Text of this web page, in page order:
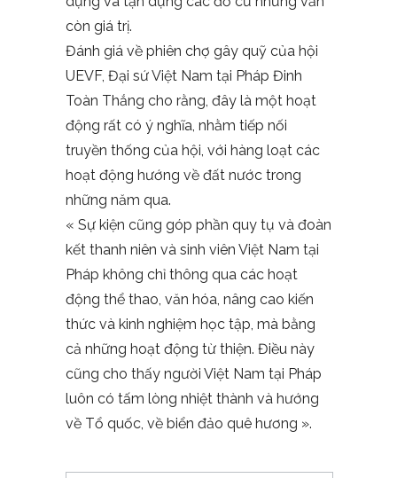
còn giá trị.
Đánh giá về phiên chợ gây quỹ của hội
UEVF, Đại sứ Việt Nam tại Pháp Đinh
Toàn Thắng cho rằng, đây là một hoạt
động rất có ý nghĩa, nhằm tiếp nối
truyền thống của hội, với hàng loạt các
hoạt động hướng về đất nước trong
những năm qua.
« Sự kiện cũng góp phần quy tụ và đoàn
kết thanh niên và sinh viên Việt Nam tại
Pháp không chỉ thông qua các hoạt
động thể thao, văn hóa, nâng cao kiến
thức và kinh nghiệm học tập, mà bằng
cả những hoạt động từ thiện. Điều này
cũng cho thấy người Việt Nam tại Pháp
luôn có tấm lòng nhiệt thành và hướng
về Tổ quốc, về biển đảo quê hương ».